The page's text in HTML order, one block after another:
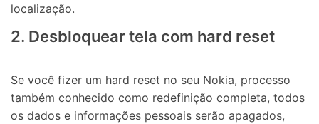
Controle seu celular com Dr.Fone
50M+ usuários, 17+ anos
Desbloqueie e repare seu celular
Tecnologia de IA, sem complicação
Abrir APP Teste Online
localização.
2. Desbloquear tela com hard reset
Se você fizer um hard reset no seu Nokia, processo
também conhecido como redefinição completa, todos
os dados e informações pessoais serão apagados,